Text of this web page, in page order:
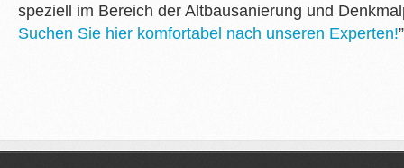
speziell im Bereich der Altbausanierung und
Suchen Sie hier komfortabel nach unseren Experten!”